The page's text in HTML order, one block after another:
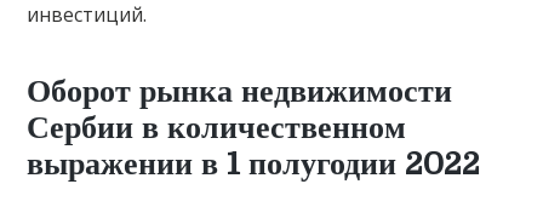
инвестиций.
Оборот рынка недвижимости
Сербии в количественном
выражении в 1 полугодии 2022